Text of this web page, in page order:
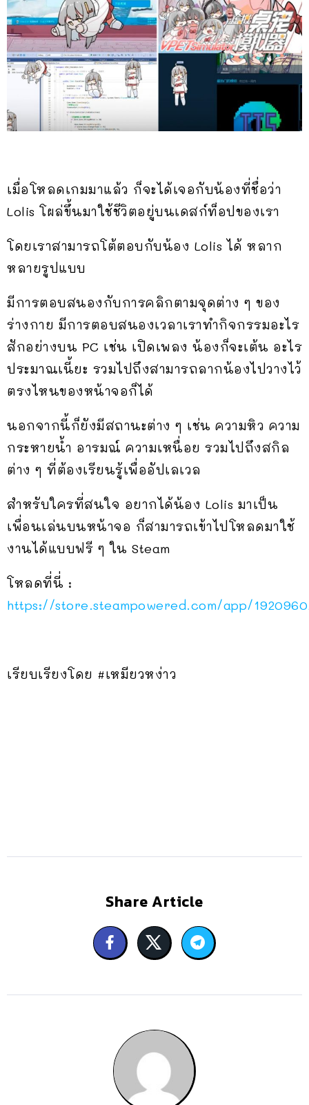
เมื่อโหลดเกมมาแล้ว ก็จะได้เจอกับน้องที่ชื่อว่า
Lolis โผล่ขึ้นมาใช้ชีวิตอยู่บนเดสก์ท็อปของเรา
โดยเราสามารถโต้ตอบกับน้อง Lolis ได้ หลาก
หลายรูปแบบ
มีการตอบสนองกับการคลิกตามจุดต่าง ๆ ของ
ร่างกาย มีการตอบสนองเวลาเราทำกิจกรรมอะไร
สักอย่างบน PC เช่น เปิดเพลง น้องก็จะเต้น อะไร
ประมาณเนี้ยะ รวมไปถึงสามารถลากน้องไปวางไว้
ตรงไหนของหน้าจอก็ได้
นอกจากนี้ก็ยังมีสถานะต่าง ๆ เช่น ความหิว ความ
กระหายน้ำ อารมณ์ ความเหนื่อย รวมไปถึงสกิล
ต่าง ๆ ที่ต้องเรียนรู้เพื่ออัปเลเวล
สำหรับใครที่สนใจ อยากได้น้อง Lolis มาเป็น
เพื่อนเล่นบนหน้าจอ ก็สามารถเข้าไปโหลดมาใช้
งานได้แบบฟรี ๆ ใน Steam
โหลดที่นี่ :
https://store.steampowered.com/app/
เรียบเรียงโดย #เหมียวหง่าว
Share Article